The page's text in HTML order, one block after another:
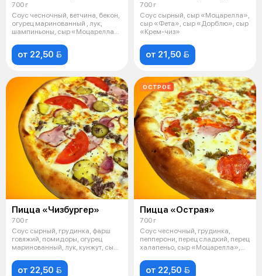
700 г
Соус чесночный, ветчина, бекон,
огурец маринованный , лук,
шампиньоны, сыр «Моцарелла»,
от 22,50 
700 г
Соус сырный, сыр «Моцарелла»,
сыр «Фета», сыр «Дорблю», сыр
«Крем-чиз»
от 21,50 
Пицца «Чизбургер»
700 г
Соус сырный, грудинка, фарш
говяжий, помидоры, огурец
маринованный, лук, кунжут, сыр
от 22,50 
ОСТРОЕ
Пицца «Острая»
700 г
Соус чесночный, грудинка,
пепперони, перец сладкий, перец
халапеньо, сыр «Моцарелла»,
от 22,50 